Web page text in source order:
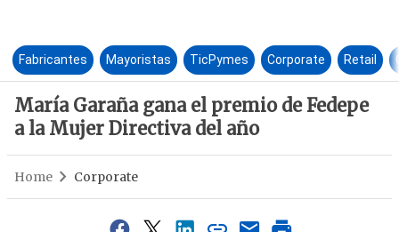
Fabricantes Mayoristas TicPymes Corporate Retail
María Garaña gana el premio de Fedepe
a la Mujer Directiva del año
Home Corporate